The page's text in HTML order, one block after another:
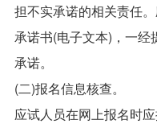
担不实承诺的相关责任
承诺书(电子文本)，一经
承诺。
(二)报名信息核查。
应试人员在网上报名时